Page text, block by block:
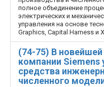
полное объединение
электрических и
управления на основе
Graphics, Capital Harness и
(74-75) В
компании
средства
численного